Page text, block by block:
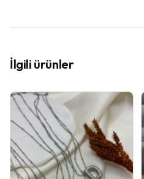
İlgili ürünler
Bu
ürünün
birden
fazla
varyasyonu
var.